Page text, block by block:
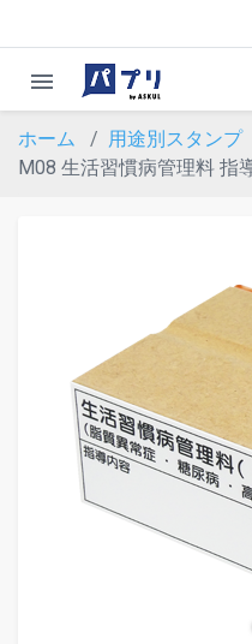
menu
ホーム 用途別スタンプ
M08 生活習慣病管理料 指